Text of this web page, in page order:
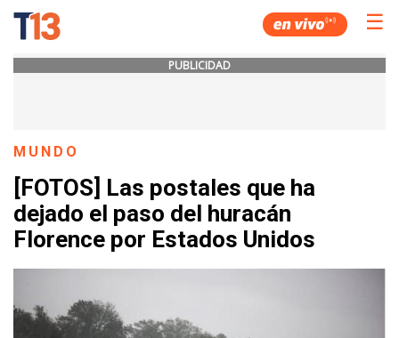
☰
PUBLICIDAD
MUNDO
[FOTOS] Las postales que ha
dejado el paso del huracán
Florence por Estados Unidos